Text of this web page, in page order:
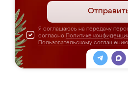
Я соглашаюсь на передачу
согласно Политике
Пользовательскому соглашению